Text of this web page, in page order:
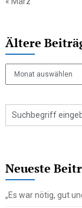
Ältere
Neueste
„Es war nötig, gut